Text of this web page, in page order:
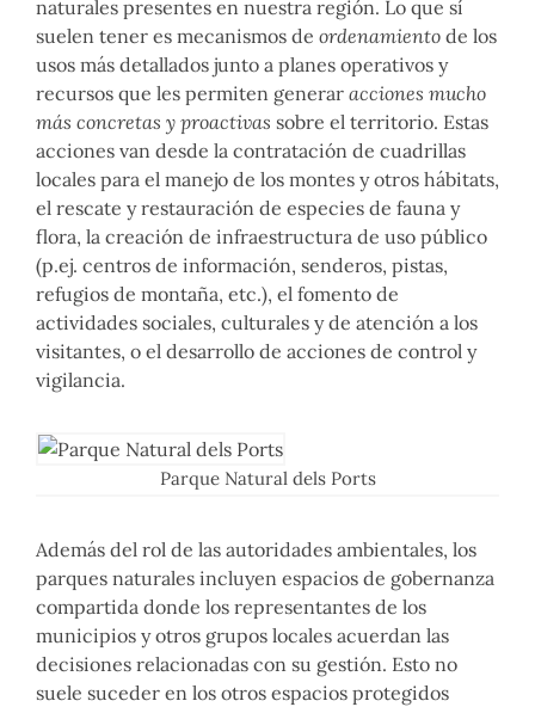
naturales presentes en nuestra región. Lo que sí
suelen tener es mecanismos de ordenamiento de los
usos más detallados junto a planes operativos y
recursos que les permiten generar acciones mucho
más concretas y proactivas sobre el territorio. Estas
acciones van desde la contratación de cuadrillas
locales para el manejo de los montes y otros hábitats,
el rescate y restauración de especies de fauna y
flora, la creación de infraestructura de uso público
(p.ej. centros de información, senderos, pistas,
refugios de montaña, etc.), el fomento de
actividades sociales, culturales y de atención a los
visitantes, o el desarrollo de acciones de control y
vigilancia.
Parque Natural dels Ports
Además del rol de las autoridades ambientales, los
parques naturales incluyen espacios de gobernanza
compartida donde los representantes de los
municipios y otros grupos locales acuerdan las
decisiones relacionadas con su gestión. Esto no
suele suceder en los otros espacios protegidos